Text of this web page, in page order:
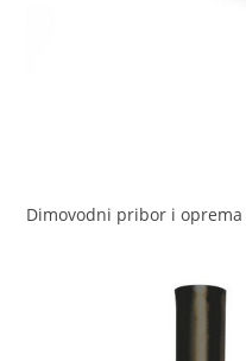
Dimovodni pribor i oprema